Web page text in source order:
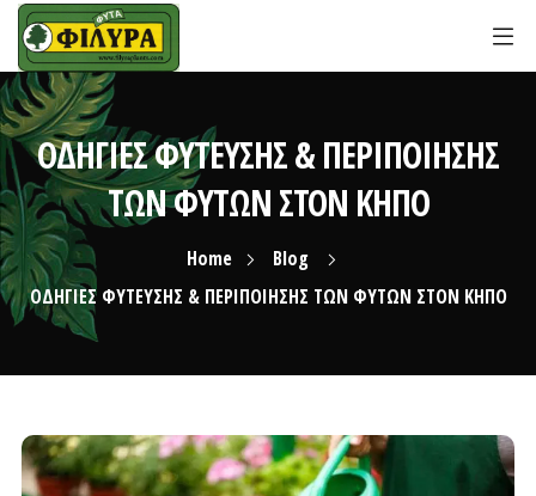
ΟΔΗΓΙΕΣ ΦΥΤΕΥΣΗΣ & ΠΕΡΙΠΟΙΗΣΗΣ
ΤΩΝ ΦΥΤΩΝ ΣΤΟΝ ΚΗΠΟ
Home
Blog
ΟΔΗΓΙΕΣ ΦΥΤΕΥΣΗΣ & ΠΕΡΙΠΟΙΗΣΗΣ ΤΩΝ ΦΥΤΩΝ ΣΤΟΝ ΚΗΠΟ